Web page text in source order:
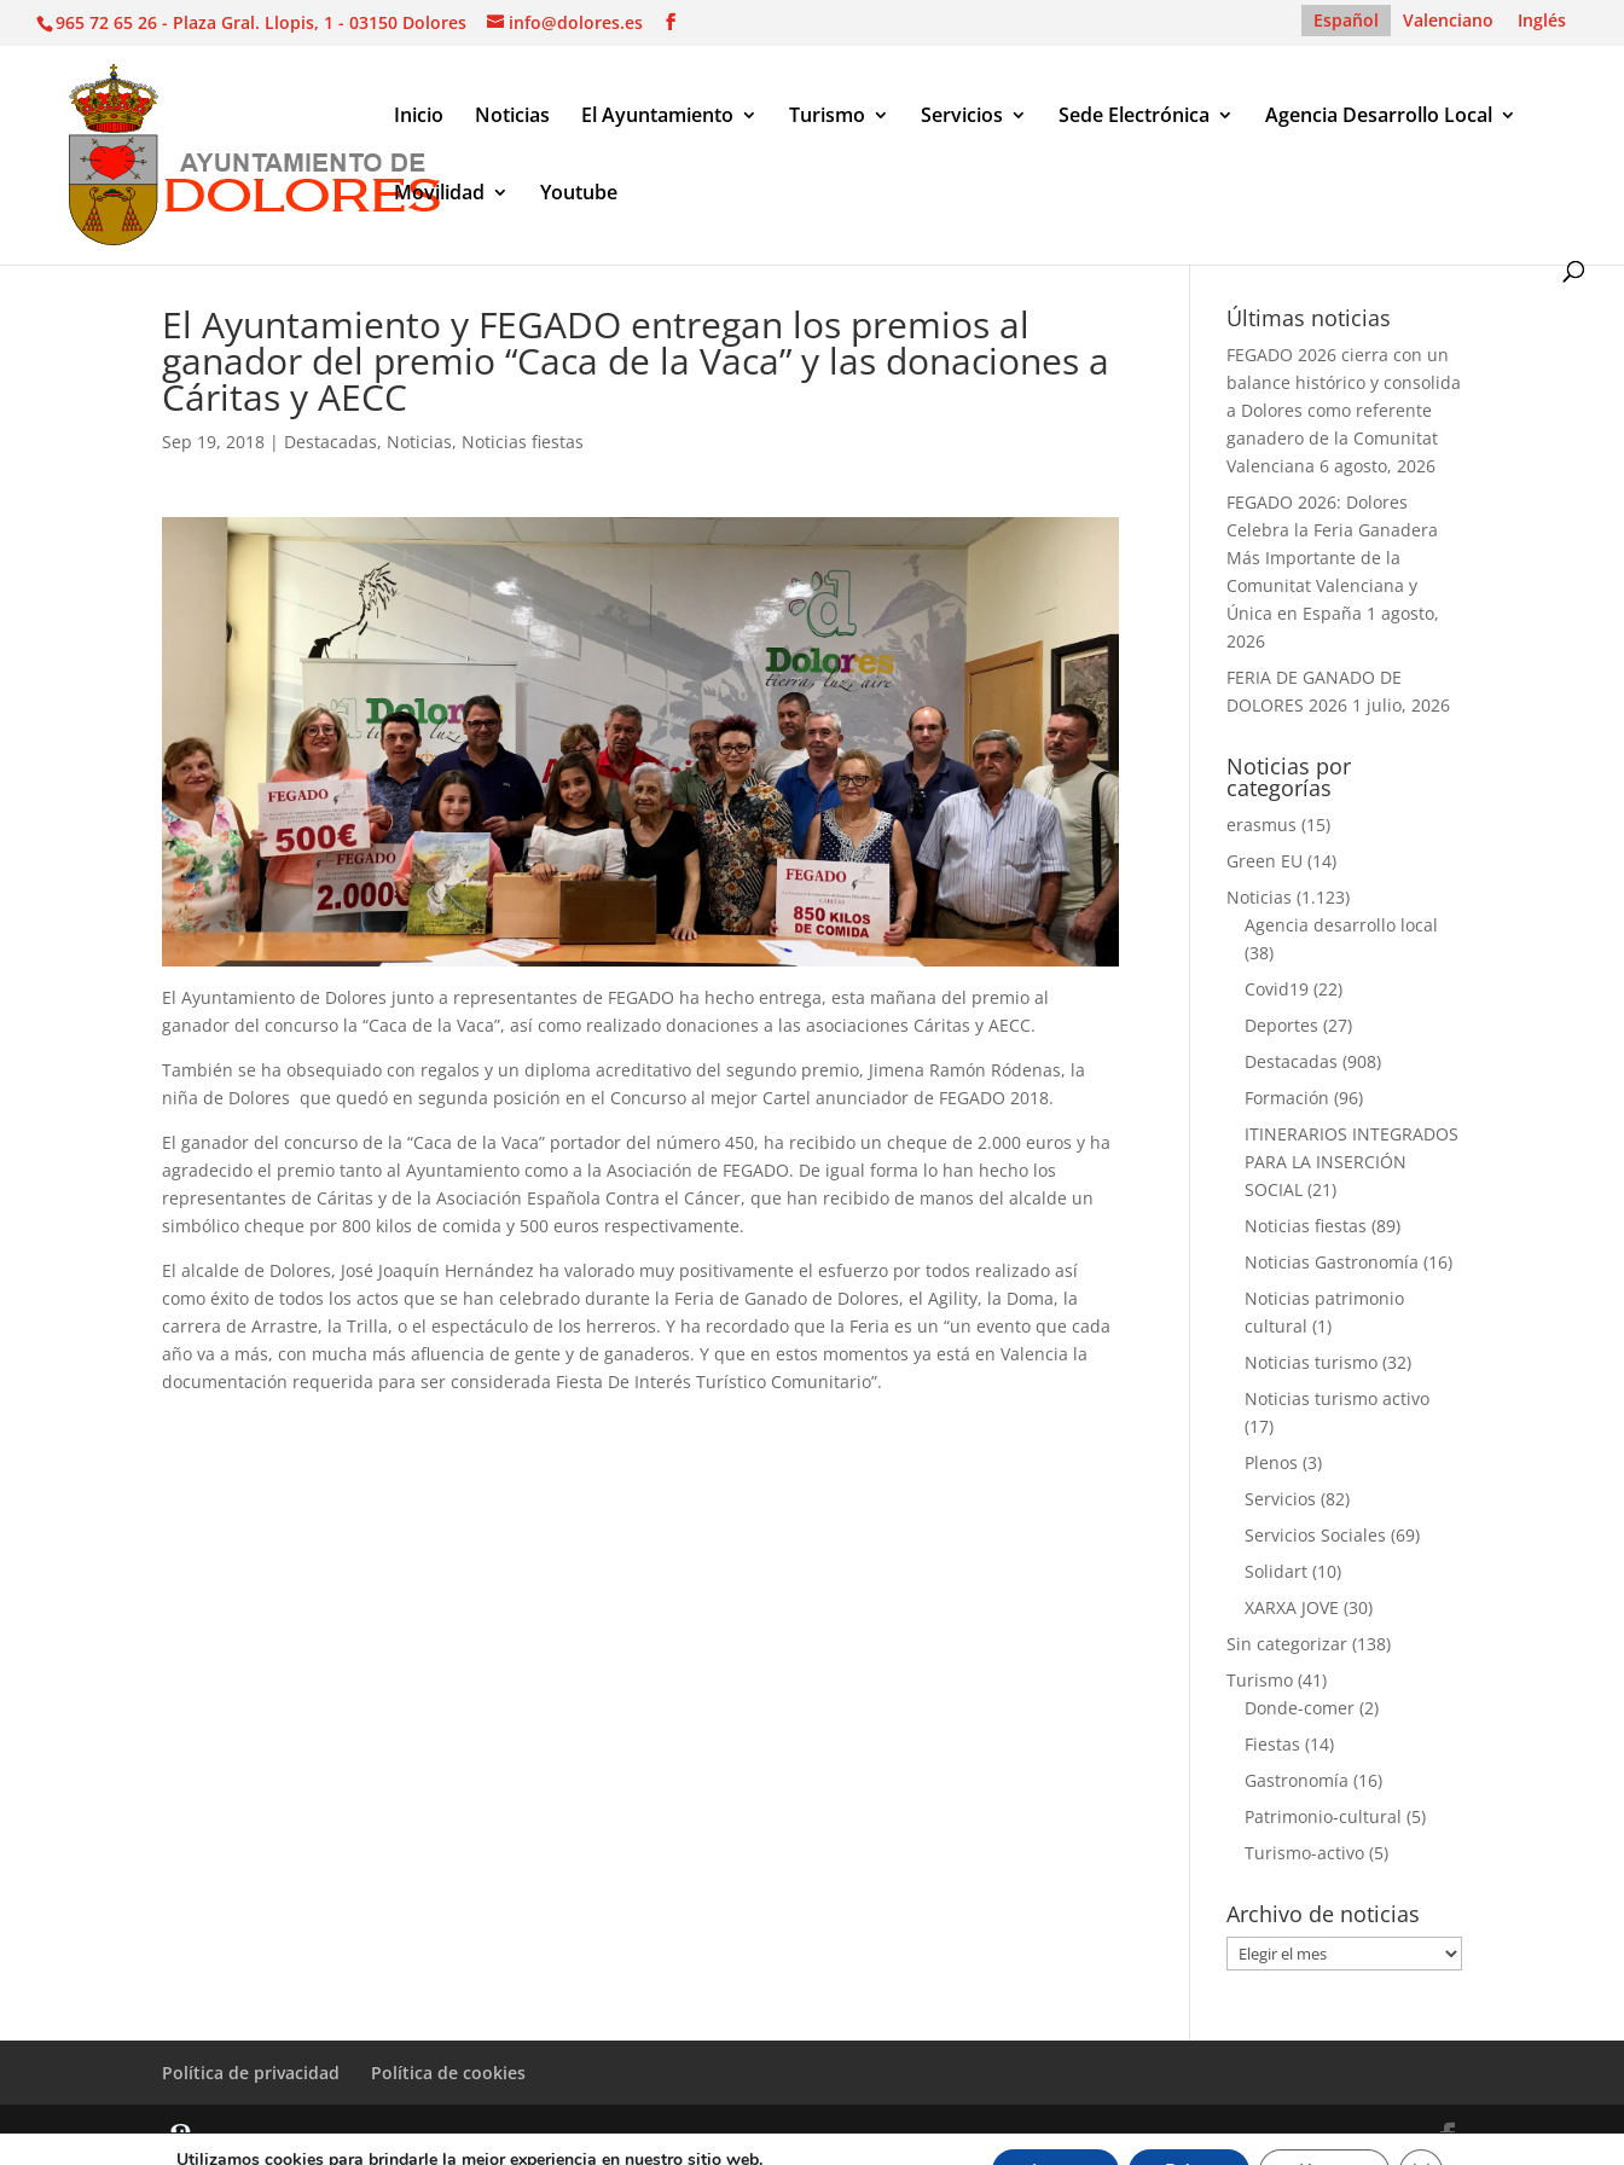
965 72 65 26 - Plaza Gral. Llopis, 1 - 03150 Dolores info@dolores.es Español Valenciano Inglés
Inicio Noticias El Ayuntamiento Turismo Servicios Sede Electrónica Agencia Desarrollo Local
Movilidad Youtube
El Ayuntamiento y FEGADO entregan los premios al
ganador del premio “Caca de la Vaca” y las donaciones a
Cáritas y AECC
Sep 19, 2018 | Destacadas, Noticias, Noticias fiestas
El Ayuntamiento de Dolores junto a representantes de FEGADO ha hecho entrega, esta mañana del premio al
ganador del concurso la “Caca de la Vaca”, así como realizado donaciones a las asociaciones Cáritas y AECC.
También se ha obsequiado con regalos y un diploma acreditativo del segundo premio, Jimena Ramón Ródenas, la
niña de Dolores que quedó en segunda posición en el Concurso al mejor Cartel anunciador de FEGADO 2018.
El ganador del concurso de la “Caca de la Vaca” portador del número 450, ha recibido un cheque de 2.000 euros y ha
agradecido el premio tanto al Ayuntamiento como a la Asociación de FEGADO. De igual forma lo han hecho los
representantes de Cáritas y de la Asociación Española Contra el Cáncer, que han recibido de manos del alcalde un
simbólico cheque por 800 kilos de comida y 500 euros respectivamente.
El alcalde de Dolores, José Joaquín Hernández ha valorado muy positivamente el esfuerzo por todos realizado así
como éxito de todos los actos que se han celebrado durante la Feria de Ganado de Dolores, el Agility, la Doma, la
carrera de Arrastre, la Trilla, o el espectáculo de los herreros. Y ha recordado que la Feria es un “un evento que cada
año va a más, con mucha más afluencia de gente y de ganaderos. Y que en estos momentos ya está en Valencia la
documentación requerida para ser considerada Fiesta De Interés Turístico Comunitario”.
Últimas noticias
FEGADO 2026 cierra con un
balance histórico y consolida
a Dolores como referente
ganadero de la Comunitat
Valenciana 6 agosto, 2026
FEGADO 2026: Dolores
Celebra la Feria Ganadera
Más Importante de la
Comunitat Valenciana y
Única en España 1 agosto,
2026
FERIA DE GANADO DE
DOLORES 2026 1 julio, 2026
Noticias por
categorías
erasmus (15)
Green EU (14)
Noticias (1.123)
Agencia desarrollo local
(38)
Covid19 (22)
Deportes (27)
Destacadas (908)
Formación (96)
ITINERARIOS INTEGRADOS
PARA LA INSERCIÓN
SOCIAL (21)
Noticias fiestas (89)
Noticias Gastronomía (16)
Noticias patrimonio
cultural (1)
Noticias turismo (32)
Noticias turismo activo
(17)
Plenos (3)
Servicios (82)
Servicios Sociales (69)
Solidart (10)
XARXA JOVE (30)
Sin categorizar (138)
Turismo (41)
Donde-comer (2)
Fiestas (14)
Gastronomía (16)
Patrimonio-cultural (5)
Turismo-activo (5)
Archivo de noticias
Archivo
de
Política de privacidad Política de cookies
Utilizamos cookies para brindarle la mejor experiencia en nuestro sitio web.